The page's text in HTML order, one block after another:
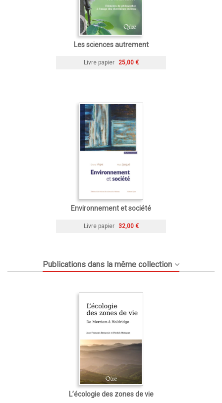
Les sciences autrement
Livre papier 25,00 €
Environnement et société
Livre papier 32,00 €
Publications dans la même collection
L’écologie des zones de vie